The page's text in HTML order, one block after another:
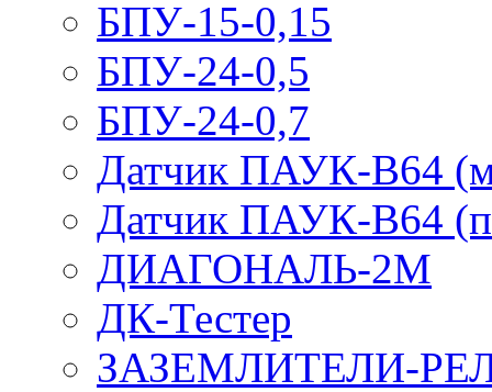
БПУ-15-0,15
БПУ-24-0,5
БПУ-24-0,7
Датчик ПАУК-В64
Датчик ПАУК-В64
ДИАГОНАЛЬ-2М
ДК-Тестер
ЗАЗЕМЛИТЕЛИ-